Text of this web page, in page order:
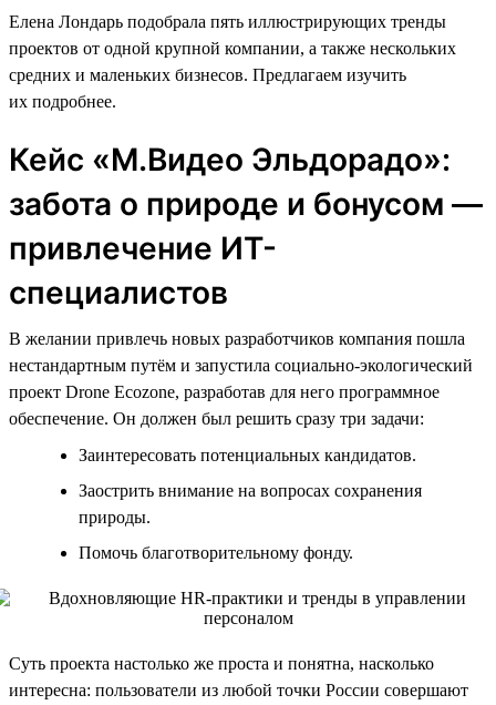
Елена Лондарь подобрала пять иллюстрирующих тренды
проектов от одной крупной компании, а также нескольких
средних и маленьких бизнесов. Предлагаем изучить
их подробнее.
Кейс «М.Видео Эльдорадо»:
забота о природе и бонусом —
привлечение ИТ-
специалистов
В желании привлечь новых разработчиков компания пошла
нестандартным путём и запустила социально-экологический
проект Drone Ecozone, разработав для него программное
обеспечение. Он должен был решить сразу три задачи:
Заинтересовать потенциальных кандидатов.
Заострить внимание на вопросах сохранения
природы.
Помочь благотворительному фонду.
Суть проекта настолько же проста и понятна, насколько
интересна: пользователи из любой точки России совершают